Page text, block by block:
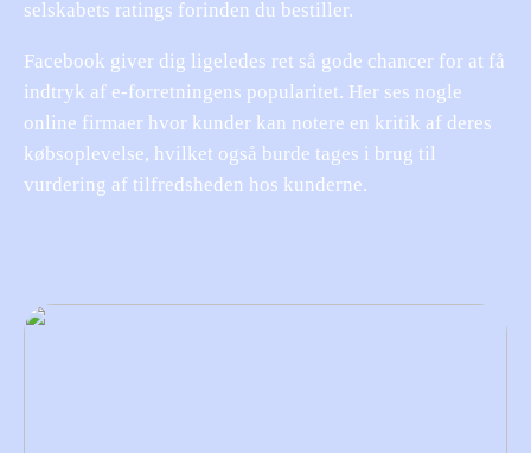
selskabets ratings forinden du bestiller.
Facebook giver dig ligeledes ret så gode chancer for at få
indtryk af e-forretningens popularitet. Her ses nogle
online firmaer hvor kunder kan notere en kritik af deres
købsoplevelse, hvilket også burde tages i brug til
vurdering af tilfredsheden hos kunderne.